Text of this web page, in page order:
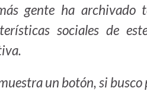
gente ha archivado
sociales de
un botón, si busco